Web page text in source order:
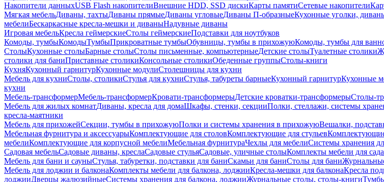
Накопители данныхUSB Flash накопителиВнешние HDD, SSD дискиКарты памятиСетевые накопители
Мягкая мебельДиваны, тахтыДиваны прямыеДиваны угловыеДиваны П-образныеКухонные уголки,
мебелиБескаркасные кресла-мешки и диваныНадувные диваны
Игровая мебельКресла геймерскиеСтолы геймерскиеПодставки для ноутбуков
Комоды, тумбыКомодыТумбыПрикроватные тумбыОбувницы, тумбы в прихожуюКомоды, тумбы для
СтолыКухонные столыБарные столыСтолы письменные, компьютерныеДетские столыТуалетные столики
столики для баниПриставные столикиКонсольные столикиОбеденные группыСтолы-книги
КухняКухонный гарнитурКухонные модулиСтолешницы для кухни
Мебель для кухниСтолы, столикиСтулья для кухниСтулья, табуреты барныеКухонный гарнитурКухонные
кухни
Мебель-трансформерМебель-трансформерКровати-трансформерыДетские кроватки-трансформерыСтолы-
Мебель для жилых комнатДиваны, кресла для домаШкафы, стенки, секцииПолки, стеллажи, системы
кресла-маятники
Мебель для прихожейСекции, тумбы в прихожуюПолки и системы хранения в прихожуюВешалки,
Мебельная фурнитура и аксессуарыКомплектующие для столовКомплектующие для стульев
мебелиКомплектующие для корпусной мебелиМебельная фурнитураЧехлы для мебелиСистемы хранения
Садовая мебельСадовые диваны, креслаСадовые стульяСадовые, уличные столыКомплекты мебели для сада
Мебель для бани и сауныСтулья, табуретки, подставки для баниСкамьи для баниСтолы для бани
Мебель для лоджии и балконаКомплекты мебели для балкона, лоджииКресла-мешки для балконаКресла
лоджииДверцы жалюзийныеСистемы хранения для балкона, лоджииЖурнальные столы, столы-книги